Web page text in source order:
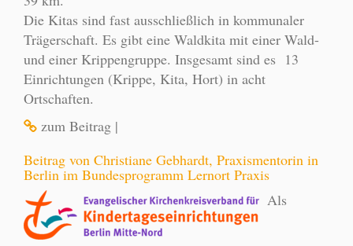
Die Kitas sind fast ausschließlich in kommunaler
Trägerschaft. Es gibt eine Waldkita mit einer Wald-
und einer Krippengruppe. Insgesamt sind es 13
Einrichtungen (Krippe, Kita, Hort) in acht
Ortschaften.
zum Beitrag |
Beitrag von Christiane Gebhardt, Praxismentorin in
Berlin im Bundesprogramm Lernort Praxis
Als